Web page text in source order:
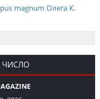
magnum Олега К.
Журавель і синиця
й тактики
ЧИСЛО